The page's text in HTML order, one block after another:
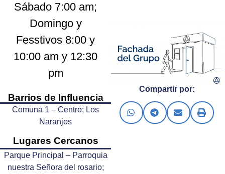
Sábado 7:00 am;
Domingo y
Fesstivos 8:00 y
10:00 am y 12:30
pm
Barrios de Influencia
Comuna 1 – Centro; Los
Naranjos
Lugares Cercanos
Parque Principal – Parroquia
nuestra Señora del rosario;
Compartir por: